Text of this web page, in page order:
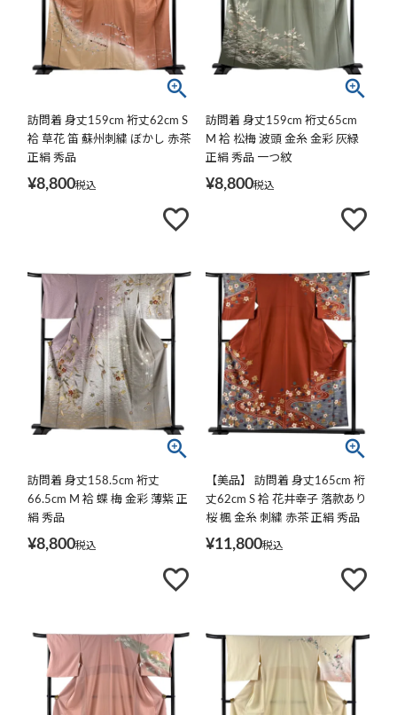
訪問着 身丈159cm 裄丈62cm S
袷 草花 笛 蘇州刺繍 ぼかし 赤茶
正絹 秀品
¥8,800税込
訪問着 身丈159cm 裄丈65cm
M 袷 松梅 波頭 金糸 金彩 灰緑
正絹 秀品 一つ紋
¥8,800税込
訪問着 身丈158.5cm 裄丈
66.5cm M 袷 蝶 梅 金彩 薄紫 正
絹 秀品
¥8,800税込
【美品】 訪問着 身丈165cm 裄
丈62cm S 袷 花井幸子 落款あり
桜 楓 金糸 刺繍 赤茶 正絹 秀品
¥11,800税込